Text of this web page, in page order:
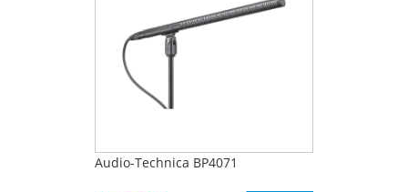
Audio-Technica BP4071